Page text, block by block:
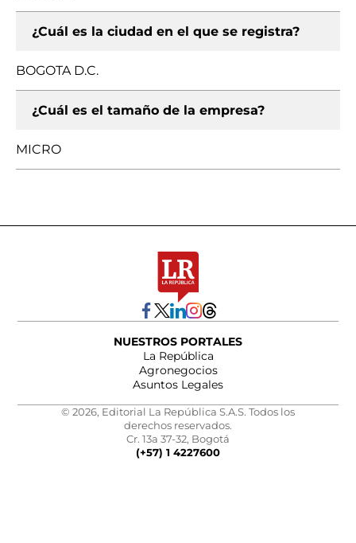
¿Cuál es la ciudad en el que se registra?
BOGOTA D.C.
¿Cuál es el tamaño de la empresa?
MICRO
NUESTROS PORTALES
La República
Agronegocios
Asuntos Legales
© 2026, Editorial La República S.A.S. Todos los
derechos reservados.
Cr. 13a 37-32, Bogotá
(+57) 1 4227600